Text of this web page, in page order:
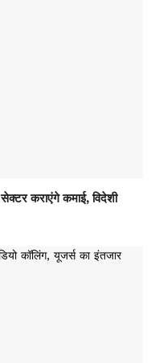
कराएंगे कमाई, विदेशी